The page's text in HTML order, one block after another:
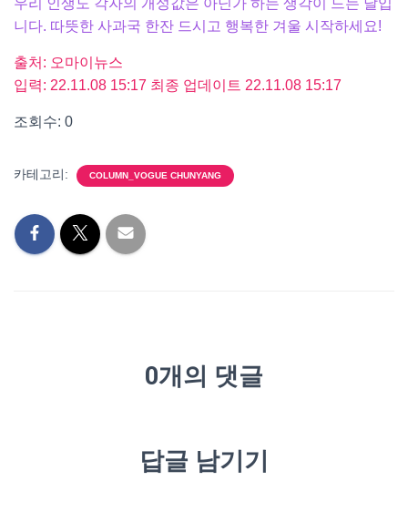
니다. 따뜻한 사과국 한잔 드시고 행복한 겨울 시작하세요!
출처: 오마이뉴스
입력: 22.11.08 15:17 최종 업데이트 22.11.08 15:17
조회수: 0
카테고리: COLUMN_VOGUE CHUNYANG
0개의 댓글
답글 남기기